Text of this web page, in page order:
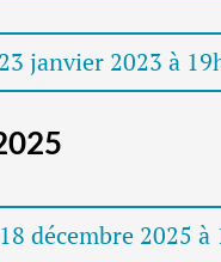
janvier 2023 à
décembre 2025 à